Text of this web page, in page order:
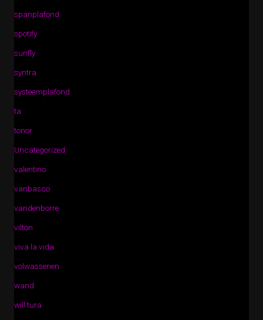
spanplafond
spotify
sunfly
syntra
systeemplafond
ta
tonor
Uncategorized
valentino
vanbasco
vandenborre
vilton
viva la vida
volwassenen
wand
will tura